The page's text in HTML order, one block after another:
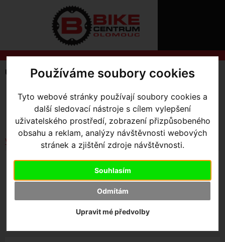
Používáme soubory cookies
Tyto webové stránky používají soubory cookies a
další sledovací nástroje s cílem vylepšení
uživatelského prostředí, zobrazení přizpůsobeného
obsahu a reklam, analýzy návštěvnosti webových
stránek a zjištění zdroje návštěvnosti.
Souhlasím
Odmítám
Upravit mé předvolby
O
NÁKUPU
REGISTRACE
ZTRATILI
Úvodní strana Tipy na dárek
SKLADEM V OLOMOUCI
Seřadit podle:
Názvu Data
Vybrat dle výrobce
KŠILTOVKA CANNONDALE LIFESTYLE CLASSIC
JOKEY BLK
1 099 ,- Kč s DPH